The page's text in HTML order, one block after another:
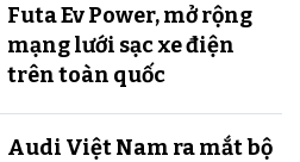
Futa Ev Power, mở rộng
mạng lưới sạc xe điện
trên toàn quốc
Audi Việt Nam ra mắt bộ